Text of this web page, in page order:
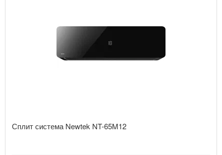
Сплит система Newtek NT-65M12